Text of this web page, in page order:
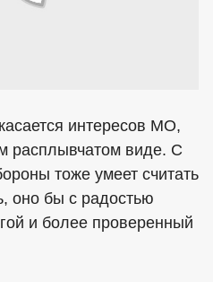
интересов МО,
расплывчатом виде. С
тоже умеет считать
оно бы с радостью
и более проверенный